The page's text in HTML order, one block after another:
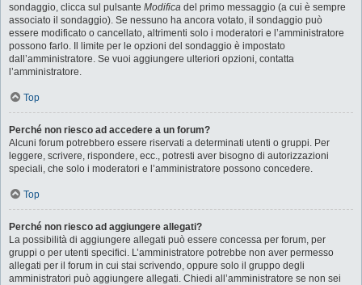
sondaggio, clicca sul pulsante Modifica del primo messaggio (a cui è sempre
associato il sondaggio). Se nessuno ha ancora votato, il sondaggio può
essere modificato o cancellato, altrimenti solo i moderatori e l’amministratore
possono farlo. Il limite per le opzioni del sondaggio è impostato
dall’amministratore. Se vuoi aggiungere ulteriori opzioni, contatta
l’amministratore.
Top
Perché non riesco ad accedere a un forum?
Alcuni forum potrebbero essere riservati a determinati utenti o gruppi. Per
leggere, scrivere, rispondere, ecc., potresti aver bisogno di autorizzazioni
speciali, che solo i moderatori e l’amministratore possono concedere.
Top
Perché non riesco ad aggiungere allegati?
La possibilità di aggiungere allegati può essere concessa per forum, per
gruppi o per utenti specifici. L’amministratore potrebbe non aver permesso
allegati per il forum in cui stai scrivendo, oppure solo il gruppo degli
amministratori può aggiungere allegati. Chiedi all’amministratore se non sei